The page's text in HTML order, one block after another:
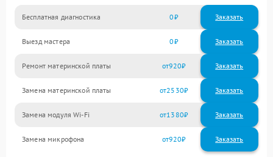
Бесплатная диагностика 0 Заказать
Выезд мастера 0 Заказать
Ремонт материнской платы 920
Замена материнской платы 2530
Замена модуля Wi-Fi 1380
Замена микрофона 920